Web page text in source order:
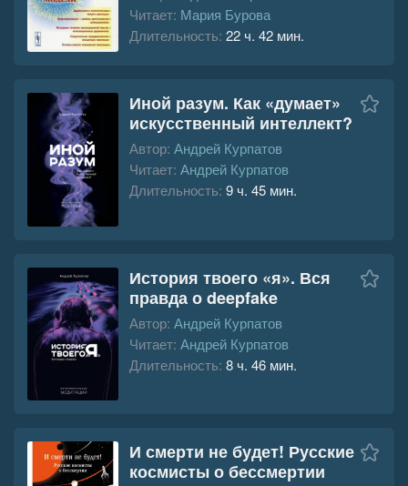
Читает: Мария Бурова
Длительность: 22 ч. 42 мин.
Иной разум. Как «думает»
искусственный интеллект?
Автор: Андрей Курпатов
Читает: Андрей Курпатов
Длительность: 9 ч. 45 мин.
История твоего «я». Вся
правда о deepfake
Автор: Андрей Курпатов
Читает: Андрей Курпатов
Длительность: 8 ч. 46 мин.
И смерти не будет! Русские
космисты о бессмертии